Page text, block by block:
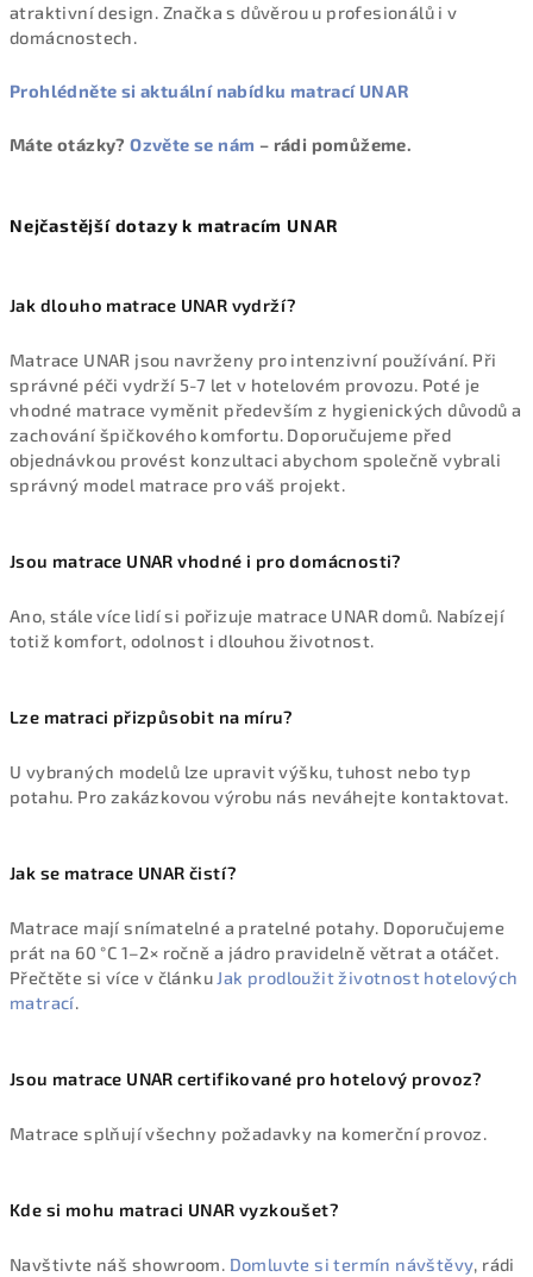
atraktivní design. Značka s důvěrou u profesionálů i v
domácnostech.
Prohlédněte si aktuální nabídku matrací UNAR
Máte otázky? Ozvěte se nám – rádi pomůžeme.
Nejčastější dotazy k matracím UNAR
Jak dlouho matrace UNAR vydrží?
Matrace UNAR jsou navrženy pro intenzivní používání. Při
správné péči vydrží 5-7 let v hotelovém provozu. Poté je
vhodné matrace vyměnit především z hygienických důvodů a
zachování špičkového komfortu. Doporučujeme před
objednávkou provést konzultaci abychom společně vybrali
správný model matrace pro váš projekt.
Jsou matrace UNAR vhodné i pro domácnosti?
Ano, stále více lidí si pořizuje matrace UNAR domů. Nabízejí
totiž komfort, odolnost i dlouhou životnost.
Lze matraci přizpůsobit na míru?
U vybraných modelů lze upravit výšku, tuhost nebo typ
potahu. Pro zakázkovou výrobu nás neváhejte kontaktovat.
Jak se matrace UNAR čistí?
Matrace mají snímatelné a pratelné potahy. Doporučujeme
prát na 60 °C 1–2× ročně a jádro pravidelně větrat a otáčet.
Přečtěte si více v článku Jak prodloužit životnost hotelových
matrací.
Jsou matrace UNAR certifikované pro hotelový provoz?
Matrace splňují všechny požadavky na komerční provoz.
Kde si mohu matraci UNAR vyzkoušet?
Navštivte náš showroom. Domluvte si termín návštěvy, rádi